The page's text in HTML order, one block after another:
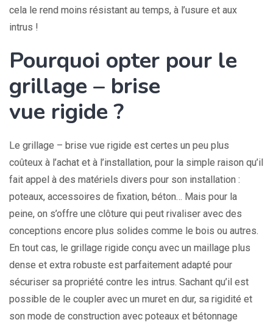
cela le rend moins résistant au temps, à l’usure et aux
intrus !
Pourquoi opter pour le
grillage – brise
vue rigide ?
Le grillage – brise vue rigide est certes un peu plus
coûteux à l’achat et à l’installation, pour la simple raison qu’il
fait appel à des matériels divers pour son installation :
poteaux, accessoires de fixation, béton… Mais pour la
peine, on s’offre une clôture qui peut rivaliser avec des
conceptions encore plus solides comme le bois ou autres.
En tout cas, le grillage rigide conçu avec un maillage plus
dense et extra robuste est parfaitement adapté pour
sécuriser sa propriété contre les intrus. Sachant qu’il est
possible de le coupler avec un muret en dur, sa rigidité et
son mode de construction avec poteaux et bétonnage